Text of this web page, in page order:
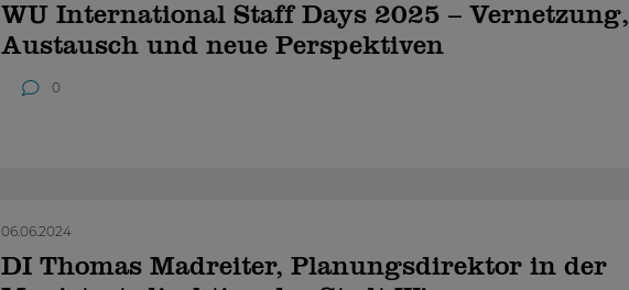
WU International Staff Days 2025 – Vernetzung,
Austausch und neue Perspektiven
0
06.06.2024
DI Thomas Madreiter, Planungsdirektor in der